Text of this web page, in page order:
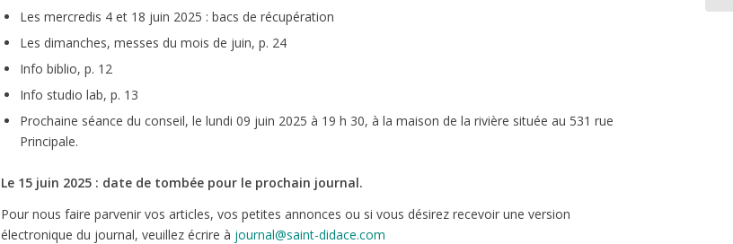
Les mercredis 4 et 18 juin 2025 : bacs de récupération
Les dimanches, messes du mois de juin, p. 24
Info biblio, p. 12
Info studio lab, p. 13
Prochaine séance du conseil, le lundi 09 juin 2025 à 19 h 30, à la maison de la rivière située au 531 rue
Principale.
Le 15 juin 2025 : date de tombée pour le prochain journal.
Pour nous faire parvenir vos articles, vos petites annonces ou si vous désirez recevoir une version
électronique du journal, veuillez écrire à journal@saint-didace.com